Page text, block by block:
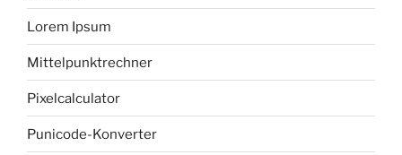
Lorem Ipsum
Mittelpunktrechner
Pixelcalculator
Punicode-Konverter